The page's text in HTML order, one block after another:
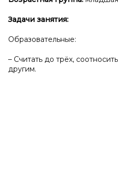
Задачи занятия:
Образовательные:
– Считать до трёх,
другим.